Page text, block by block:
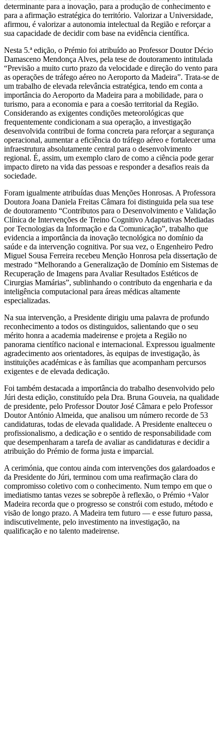
determinante para a inovação, para a produção de conhecimento e
para a afirmação estratégica do território. Valorizar a Universidade,
afirmou, é valorizar a autonomia intelectual da Região e reforçar a
sua capacidade de decidir com base na evidência científica.
Nesta 5.ª edição, o Prémio foi atribuído ao Professor Doutor Décio
Damasceno Mendonça Alves, pela tese de doutoramento intitulada
“Previsão a muito curto prazo da velocidade e direção do vento para
as operações de tráfego aéreo no Aeroporto da Madeira”. Trata-se de
um trabalho de elevada relevância estratégica, tendo em conta a
importância do Aeroporto da Madeira para a mobilidade, para o
turismo, para a economia e para a coesão territorial da Região.
Considerando as exigentes condições meteorológicas que
frequentemente condicionam a sua operação, a investigação
desenvolvida contribui de forma concreta para reforçar a segurança
operacional, aumentar a eficiência do tráfego aéreo e fortalecer uma
infraestrutura absolutamente central para o desenvolvimento
regional. É, assim, um exemplo claro de como a ciência pode gerar
impacto direto na vida das pessoas e responder a desafios reais da
sociedade.
Foram igualmente atribuídas duas Menções Honrosas. A Professora
Doutora Joana Daniela Freitas Câmara foi distinguida pela sua tese
de doutoramento “Contributos para o Desenvolvimento e Validação
Clínica de Intervenções de Treino Cognitivo Adaptativas Mediadas
por Tecnologias da Informação e da Comunicação”, trabalho que
evidencia a importância da inovação tecnológica no domínio da
saúde e da intervenção cognitiva. Por sua vez, o Engenheiro Pedro
Miguel Sousa Ferreira recebeu Menção Honrosa pela dissertação de
mestrado “Melhorando a Generalização de Domínio em Sistemas de
Recuperação de Imagens para Avaliar Resultados Estéticos de
Cirurgias Mamárias”, sublinhando o contributo da engenharia e da
inteligência computacional para áreas médicas altamente
especializadas.
Na sua intervenção, a Presidente dirigiu uma palavra de profundo
reconhecimento a todos os distinguidos, salientando que o seu
mérito honra a academia madeirense e projeta a Região no
panorama científico nacional e internacional. Expressou igualmente
agradecimento aos orientadores, às equipas de investigação, às
instituições académicas e às famílias que acompanham percursos
exigentes e de elevada dedicação.
Foi também destacada a importância do trabalho desenvolvido pelo
Júri desta edição, constituído pela Dra. Bruna Gouveia, na qualidade
de presidente, pelo Professor Doutor José Câmara e pelo Professor
Doutor António Almeida, que analisou um número recorde de 53
candidaturas, todas de elevada qualidade. A Presidente enalteceu o
profissionalismo, a dedicação e o sentido de responsabilidade com
que desempenharam a tarefa de avaliar as candidaturas e decidir a
atribuição do Prémio de forma justa e imparcial.
A cerimónia, que contou ainda com intervenções dos galardoados e
da Presidente do Júri, terminou com uma reafirmação clara do
compromisso coletivo com o conhecimento. Num tempo em que o
imediatismo tantas vezes se sobrepõe à reflexão, o Prémio +Valor
Madeira recorda que o progresso se constrói com estudo, método e
visão de longo prazo. A Madeira tem futuro — e esse futuro passa,
indiscutivelmente, pelo investimento na investigação, na
qualificação e no talento madeirense.